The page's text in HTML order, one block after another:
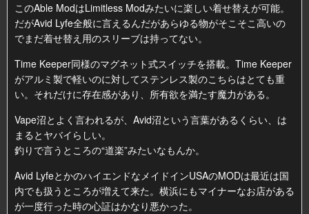
このAble ModはLimitless Modみたいに楽しい着せ替えが可能。
だがAvid Lyfe全般に言えるんだがあらゆる物がそこそこ高いの
でまだ着せ替え用のスリーブは持ってない。
Time Keeper同様のマグネット式スイッチを搭載。Time Keeper
がアルミ製で軽いのに対してステンレス製のこちらはとても重
い。それだけに存在感があり、所有欲を満たす魔力がある。
Vape沼とよく言われるが、Avid沼という言葉があるくらい、は
まるとヤバイらしい。
釣りで言うところの“道楽”みたいなもんか。
Avid LyfeとかのハイエンドなメイドインUSAのMODは最近は国
内でも扱うところが増えて来た。横浜にもマイナーなお店がある
が一度行った時の心証はかなり悪かった。